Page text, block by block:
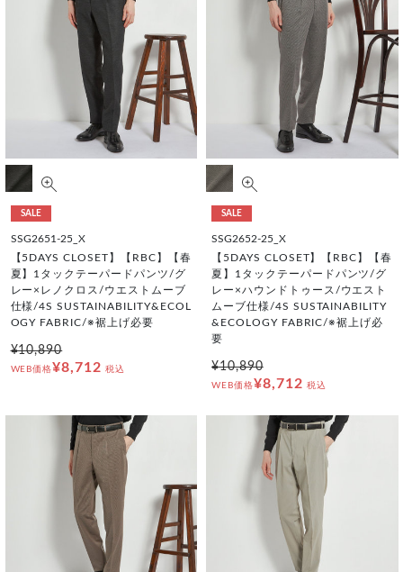
SALE
SSG2651-25_X
【5DAYS CLOSET】【RBC】【春
夏】1タックテーパードパンツ/グ
レー×レノクロス/ウエストムーブ
仕様/4S SUSTAINABILITY&ECOL
OGY FABRIC/※裾上げ必要
¥10,890
WEB価格¥8,712 税込
SALE
SSG2652-25_X
【5DAYS CLOSET】【RBC】【春
夏】1タックテーパードパンツ/グ
レー×ハウンドトゥース/ウエスト
ムーブ仕様/4S SUSTAINABILITY
&ECOLOGY FABRIC/※裾上げ必
要
¥10,890
WEB価格¥8,712 税込